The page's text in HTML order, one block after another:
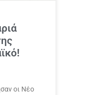
οι Νέο